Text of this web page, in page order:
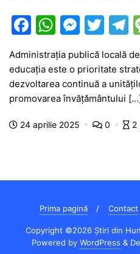
F
c
e
b
o
W
at
s
A
p
M
s
s
e
n
T
itt
er
e
a
Administrația publică locală
educația este o prioritate
dezvoltarea continuă a
promovarea învățământului
24 aprilie 2025 0 2
Prima pagină Contact
Copyright ©2026 Știri din
Powered by WordPress &